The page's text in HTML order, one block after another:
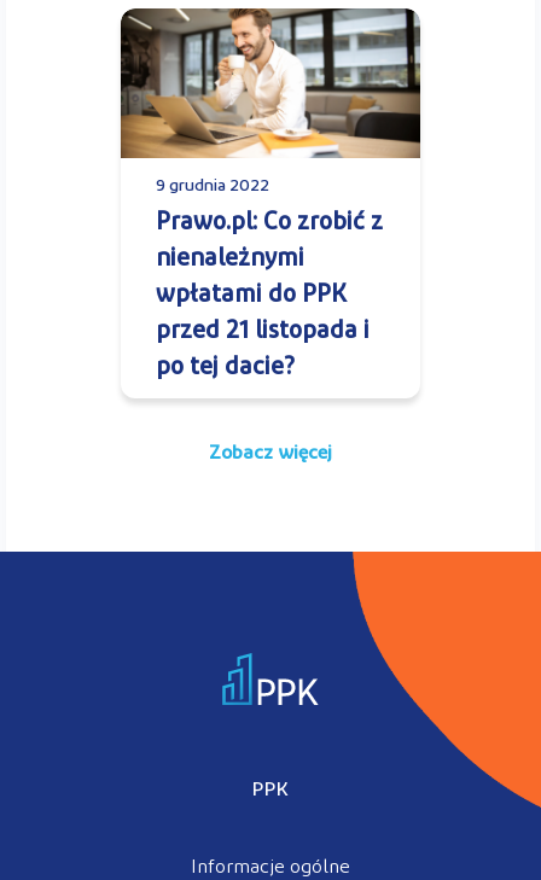
9 grudnia 2022
Prawo.pl: Co zrobić z
nienależnymi
wpłatami do PPK
przed 21 listopada i
po tej dacie?
Zobacz więcej
PPK
Informacje ogólne